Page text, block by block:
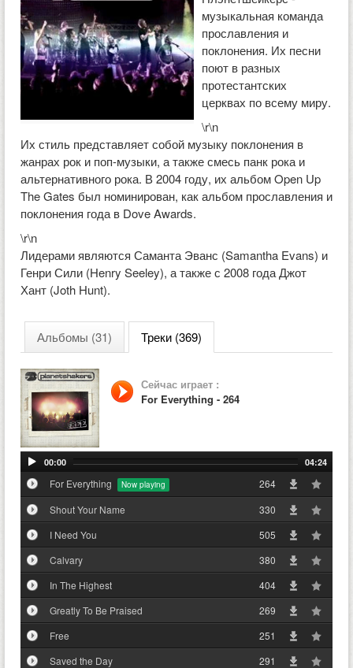
музыкальная команда
прославления и
поклонения. Их песни
поют в разных
протестантских
церквах по всему миру.
\r\n
Их стиль представляет собой музыку поклонения в
жанрах рок и поп-музыки, а также смесь панк рока и
альтернативного рока. В 2004 году, их альбом Open Up
The Gates был номинирован, как альбом прославления и
поклонения года в Dove Awards.
\r\n
Лидерами являются Саманта Эванс (Samantha Evans) и
Генри Сили (Henry Seeley), а также с 2008 года Джот
Хант (Joth Hunt).
Альбомы (31) Треки (369)
Сейчас играет :
For Everything - 264
00:00 04:24
For Everything
264
Shout Your Name
330
I Need You
505
Calvary
380
In The Highest
404
Greatly To Be Praised
269
Free
251
Saved the Day
291